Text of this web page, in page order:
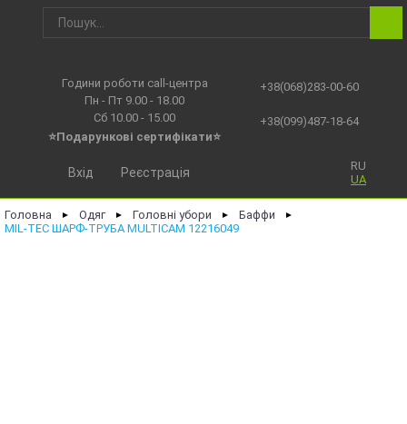
Години роботи call-центра
Пн - Пт 9.00 - 18.00
Сб 10.00 - 15.00
⭐Подарункові сертифікати⭐
+38(068)283-00-60
+38(099)487-18-64
RU
UA
Вхід Реєстрація
Головна ► Одяг ► Головні убори ► Баффи ►
MIL-TEC ШАРФ-ТРУБА MULTICAM 12216049